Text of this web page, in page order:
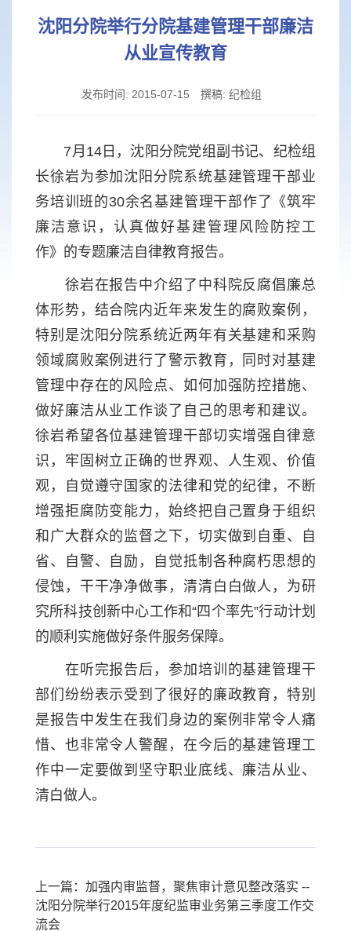
沈阳分院举行分院基建管理干部廉洁
从业宣传教育
发布时间: 2015-07-15 撰稿: 纪检组
7月14日，沈阳分院党组副书记、纪检组
长徐岩为参加沈阳分院系统基建管理干部业
务培训班的30余名基建管理干部作了《筑牢
廉洁意识，认真做好基建管理风险防控工
作》的专题廉洁自律教育报告。
徐岩在报告中介绍了中科院反腐倡廉总
体形势，结合院内近年来发生的腐败案例，
特别是沈阳分院系统近两年有关基建和采购
领域腐败案例进行了警示教育，同时对基建
管理中存在的风险点、如何加强防控措施、
做好廉洁从业工作谈了自己的思考和建议。
徐岩希望各位基建管理干部切实增强自律意
识，牢固树立正确的世界观、人生观、价值
观，自觉遵守国家的法律和党的纪律，不断
增强拒腐防变能力，始终把自己置身于组织
和广大群众的监督之下，切实做到自重、自
省、自警、自励，自觉抵制各种腐朽思想的
侵蚀，干干净净做事，清清白白做人，为研
究所科技创新中心工作和“四个率先”行动计划
的顺利实施做好条件服务保障。
在听完报告后，参加培训的基建管理干
部们纷纷表示受到了很好的廉政教育，特别
是报告中发生在我们身边的案例非常令人痛
惜、也非常令人警醒，在今后的基建管理工
作中一定要做到坚守职业底线、廉洁从业、
清白做人。
上一篇：加强内审监督，聚焦审计意见整改落实 --
沈阳分院举行2015年度纪监审业务第三季度工作交
流会